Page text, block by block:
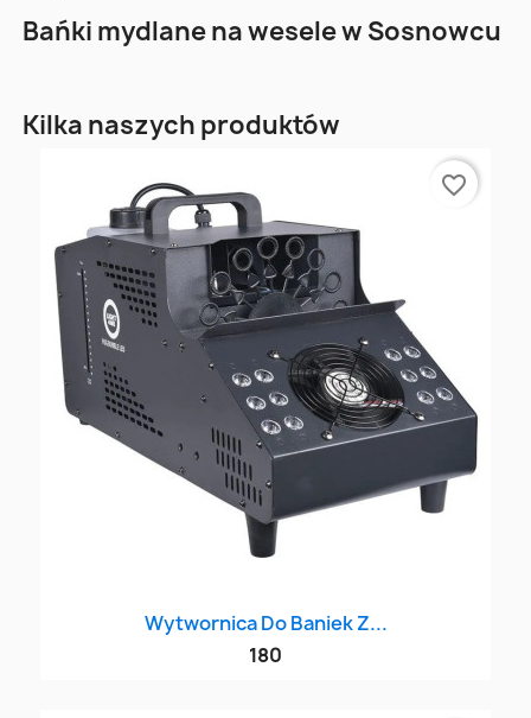
Bańki mydlane na wesele w Sosnowcu
Kilka naszych produktów
Wytwornica Do Baniek Z...
180
favorite_border